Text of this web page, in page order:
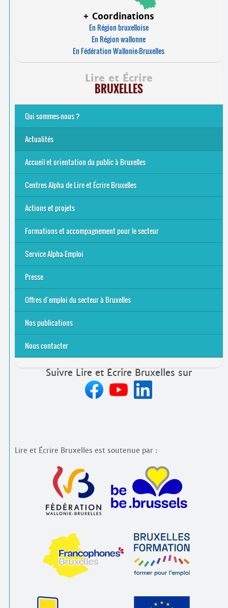
+ Coordinations
En Région bruxelloise
En Région wallonne
En Fédération Wallonie-Bruxelles
Lire et Écrire
BRUXELLES
Qui sommes-nous ?
Analphabétisme et illettrisme
L’alphabétisation populaire
Le mouvement Lire et Écrire
Nos missions
... Tous les articles
Actualités
Offres d’emploi du secteur à Bruxelles
La rentrée 2026-27
Pour être belge à la plage…
A vos agendas ! Alpha bruxellois, mobilise-toi !
Inauguration du Centre Alpha Forest de Lire et Écrire
Bruxelles
... Tous les articles
Accueil et orientation du public à Bruxelles
8 Points Accueil
Publics concernés ?
Que proposons-nous ?
Qui sommes-nous ?
Centres Alpha de Lire et Écrire Bruxelles
Actions et projets
Alpha-Jeux
Arts & Alpha
Jeudis du Cinéma
Le projet Alpha-TIC
Notre projet FSE
Tac-TIC Emploi
Formations et accompagnement pour le secteur
S’initier
Se former
Se rencontrer
Être accompagné·e
Service Alpha-Emploi
Équipe et contacts
Accompagnement individuel
Accompagnement collectif
Folder Service Alpha-Emploi
Presse
2021
2024
2025
Offres d’emploi du secteur à Bruxelles
Emplois rémunérés
Bénévolat
Candidature spontanée à Lire et Écrire Bruxelles
Nos publications
Nous contacter
Suivre Lire et Écrire Bruxelles sur
Lire et Écrire Bruxelles est soutenue par :